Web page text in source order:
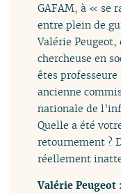
GAFAM, à « se
entre plein de
Valérie Peugeot,
chercheuse en
êtes
ancienne
nationale de
Quelle a été
retournement ?
réellement
Valérie